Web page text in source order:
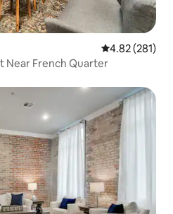
Meánrátáil
4.82 (281)
Near French Quarter